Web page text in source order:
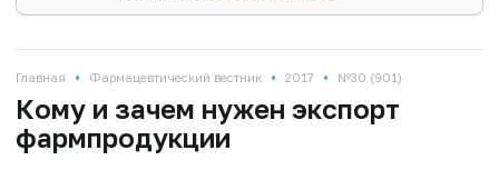
Главная • Фармацевтический вестник • 2017 • №30 (901)
Кому и зачем нужен экспорт
фармпродукции